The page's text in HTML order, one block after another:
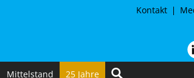
Kontakt
Mittelstand 25 Jahre